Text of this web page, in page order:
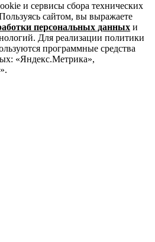
и сервисы сбора технических
сайтом, вы выражаете
персональных данных и
Для реализации политики
программные средства
«Яндекс.Метрика»,